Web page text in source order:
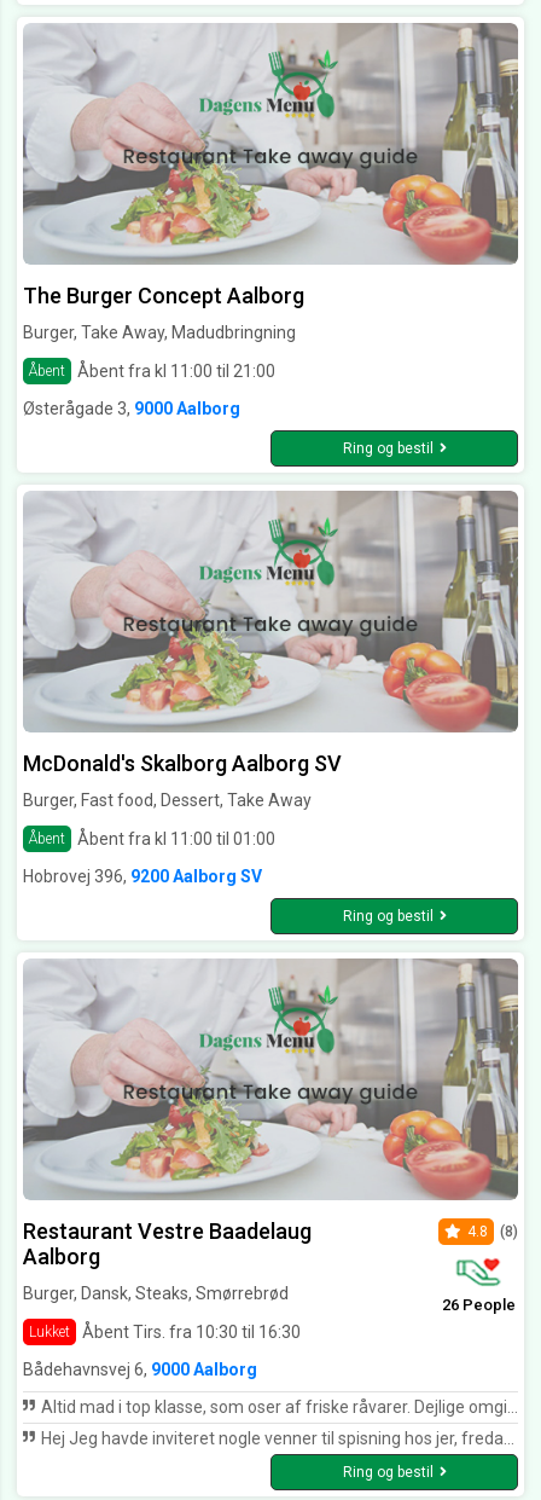
The Burger Concept Aalborg
Burger, Take Away, Madudbringning
Åbent
Åbent fra kl 11:00 til 21:00
Østerågade 3, 9000 Aalborg
Ring og bestil
McDonald's Skalborg Aalborg SV
Burger, Fast food, Dessert, Take Away
Åbent
Åbent fra kl 11:00 til 01:00
Hobrovej 396, 9200 Aalborg SV
Ring og bestil
Restaurant Vestre Baadelaug
Aalborg
Burger, Dansk, Steaks, Smørrebrød
Lukket Åbent Tirs. fra 10:30 til 16:30
4.8 (8)
26 People
Bådehavnsvej 6, 9000 Aalborg
Altid mad i top klasse, som oser af friske råvarer. Dejlige omgivelser, og der er virkelig kræset om tingene.. lige fra mad, til drikkevarer og indretning Utrolig sødt og venligt personale.
Hej Jeg havde inviteret nogle venner til spisning hos jer, fredag d. 27 maj kl. 16:00. Jeg havde glemt at afbestille 2 pladser, det er jeg frygtelig ked af. Jeg fik en lille reprimande omkring det, hvilket var helt berettiget . Jeg har efterfølgende erfaret at en af mine gæster, har ført en hård tone overfor jer . Det tager jeg stor afstand fra, og vil konfrontere vedkomne omkring dette . I driver en god og dejlig restaurant, som jeg nyder at komme på. Derfor er jeg ked af denne episode. Fejlen var ene og alene min. Med venlig hilsen Henning Tarp
Ring og bestil